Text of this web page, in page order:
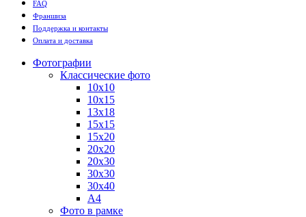
FAQ
Франшиза
Поддержка и контакты
Оплата и доставка
Фотографии
Классические фото
10х10
10х15
13х18
15х15
15х20
20х20
20х30
30х30
30х40
А4
Фото в рамке